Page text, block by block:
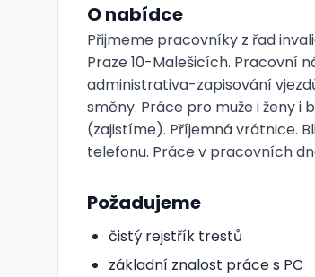
O nabídce
Přijmeme pracovníky z řad
Praze 10-Malešicích. Pracovní
administrativa-zapisování
směny. Práce pro muže i ženy
(zajistíme). Příjemná vrátnice.
telefonu. Práce v pracovních
Požadujeme
čistý rejstřík trestů
základní znalost práce s PC